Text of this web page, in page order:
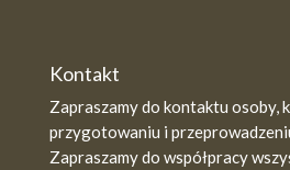
Kontakt
Zapraszamy do kontaktu osoby,
przygotowaniu i
Zapraszamy do współpracy